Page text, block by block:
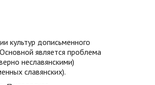
культур дописьменного
является проблема
неславянскими)
славянских).